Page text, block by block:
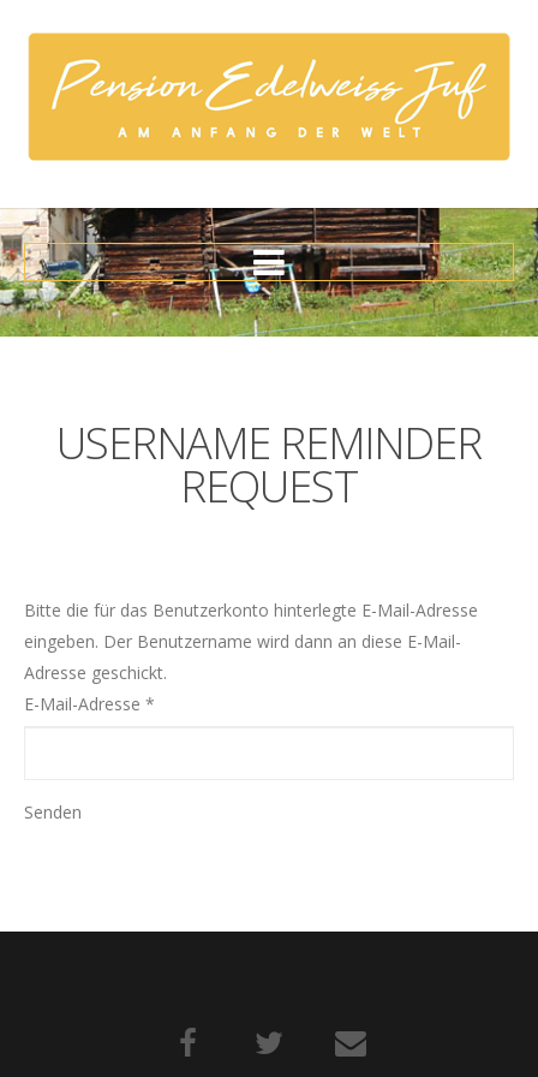
Home
Zimmer
Wertvolle Links
Kontakt
USERNAME REMINDER
REQUEST
Bitte die für das Benutzerkonto hinterlegte E-Mail-Adresse
eingeben. Der Benutzername wird dann an diese E-Mail-
Adresse geschickt.
E-Mail-Adresse *
Senden